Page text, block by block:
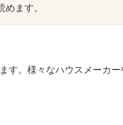
めます。
す。様々なハウスメーカ